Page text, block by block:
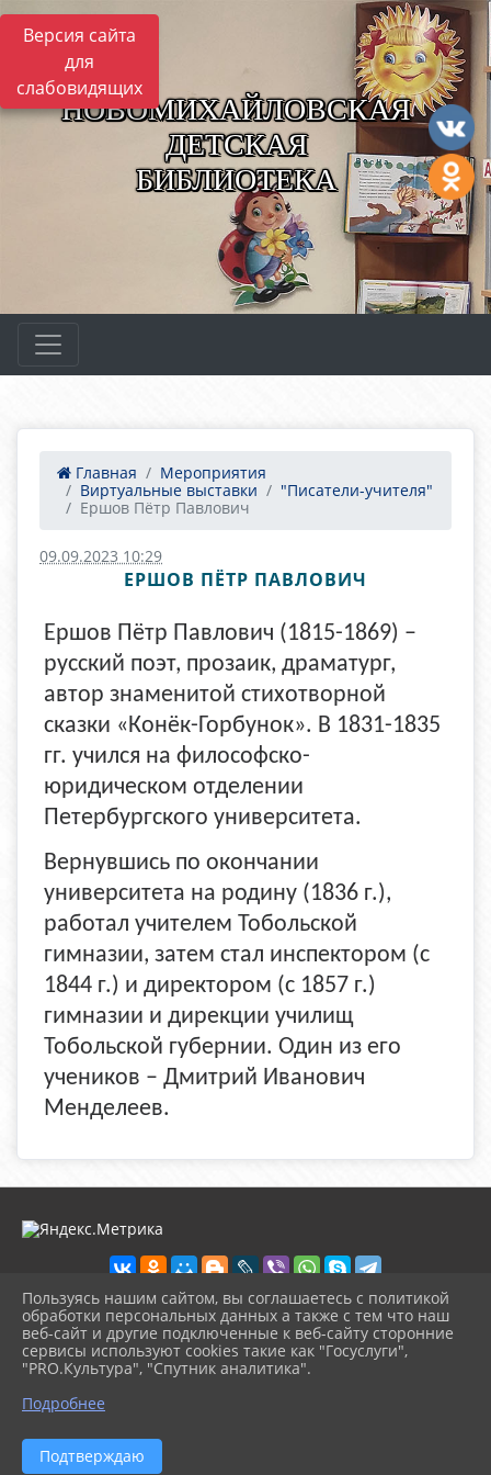
Версия сайта
для
слабовидящих
НОВОМИХАЙЛОВСКАЯ
ДЕТСКАЯ
БИБЛИОТЕКА
Главная
Мероприятия
Виртуальные выставки
"Писатели-учителя"
Ершов Пётр Павлович
09.09.2023 10:29
ЕРШОВ ПЁТР ПАВЛОВИЧ
Ершов Пётр Павлович (1815-1869) –
русский поэт, прозаик, драматург,
автор знаменитой стихотворной
сказки «Конёк-Горбунок». В 1831-1835
гг. учился на философско-
юридическом отделении
Петербургского университета.
Вернувшись по окончании
университета на родину (1836 г.),
работал учителем Тобольской
гимназии, затем стал инспектором (с
1844 г.) и директором (с 1857 г.)
гимназии и дирекции училищ
Тобольской губернии. Один из его
учеников – Дмитрий Иванович
Менделеев.
2026 г. detbibl-novomih.ru
Вход
Карта сайта
Политика обработки персональных данных
Сделано на KubCMS
Разработка и поддержка
Пользуясь нашим сайтом, вы соглашаетесь с политикой
обработки персональных данных а также с тем что наш
веб-сайт и другие подключенные к веб-сайту сторонние
сервисы используют cookies такие как "Госуслуги",
"PRO.Культура", "Спутник аналитика".
Подробнее
Подтверждаю